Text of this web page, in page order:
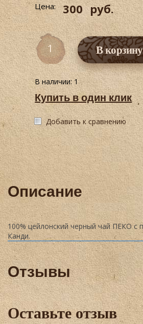
Цена: 300 руб.
В корзину
В наличии:1
Купить в один клик
Добавить к сравнению
Описание
100% цейлонский черный чай ПЕКО с
Канди.
Отзывы
Оставьте отзыв